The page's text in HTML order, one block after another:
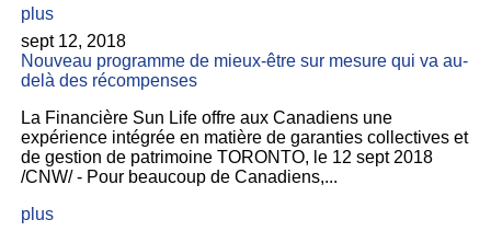
plus
sept 12, 2018
Nouveau programme de mieux-être sur mesure qui va au-
delà des récompenses
La Financière Sun Life offre aux Canadiens une
expérience intégrée en matière de garanties collectives et
de gestion de patrimoine TORONTO, le 12 sept 2018
/CNW/ - Pour beaucoup de Canadiens,...
plus